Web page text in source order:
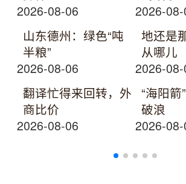
2026-08-06
2026-
山东德州：绿色“吨
半粮”
2026-08-06
地还是
从哪儿
2026-
翻译忙得来回转，外
商比价
2026-08-06
“海阳箭
破浪
2026-